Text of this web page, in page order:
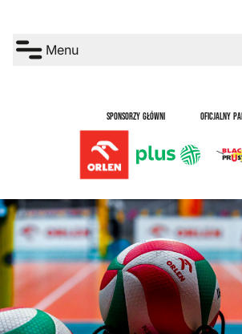
Menu
SPONSORZY GŁÓWNI OFICJALNY